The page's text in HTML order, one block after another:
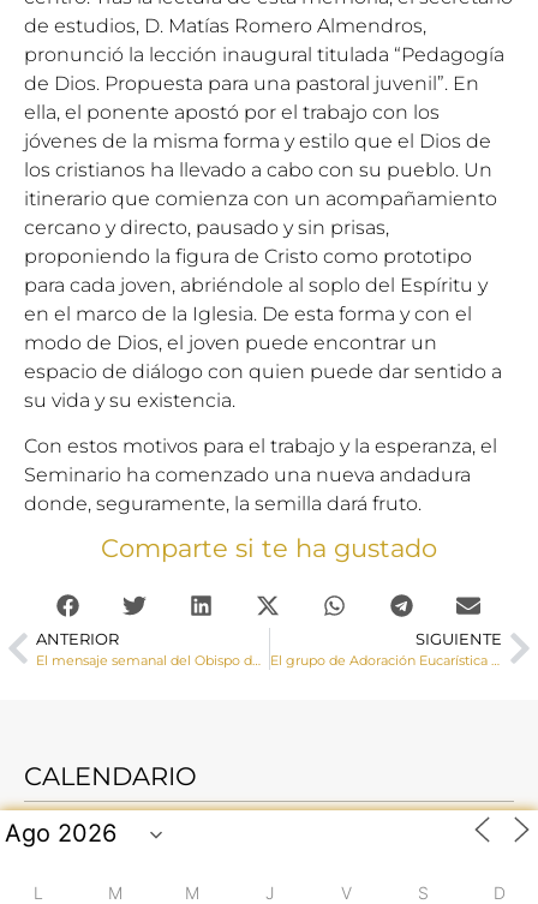
de estudios, D. Matías Romero Almendros,
pronunció la lección inaugural titulada “Pedagogía
de Dios. Propuesta para una pastoral juvenil”. En
ella, el ponente apostó por el trabajo con los
jóvenes de la misma forma y estilo que el Dios de
los cristianos ha llevado a cabo con su pueblo. Un
itinerario que comienza con un acompañamiento
cercano y directo, pausado y sin prisas,
proponiendo la figura de Cristo como prototipo
para cada joven, abriéndole al soplo del Espíritu y
en el marco de la Iglesia. De esta forma y con el
modo de Dios, el joven puede encontrar un
espacio de diálogo con quien puede dar sentido a
su vida y su existencia.
Con estos motivos para el trabajo y la esperanza, el
Seminario ha comenzado una nueva andadura
donde, seguramente, la semilla dará fruto.
Comparte si te ha gustado
ANTERIOR
El mensaje semanal del Obispo de Cuenca. 5 de Octubre de 2018
SIGUIENTE
El grupo de Adoración Eucarística Perpetua peregrina a la Catedral en el Año Santo
CALENDARIO
L M M J V S D